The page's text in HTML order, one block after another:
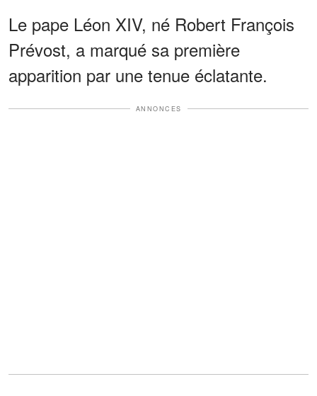
Le pape Léon XIV, né Robert François
Prévost, a marqué sa première
apparition par une tenue éclatante.
ANNONCES